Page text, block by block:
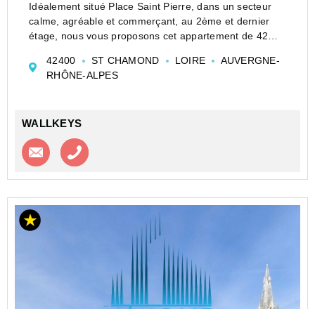
Idéalement situé Place Saint Pierre, dans un secteur
calme, agréable et commerçant, au 2ème et dernier
étage, nous vous proposons cet appartement de 42m²
avec alcôve, salle d'eau avec WC. 2 fenêtres ...
42400 ST CHAMOND LOIRE
AUVERGNE-
RHÔNE-ALPES
WALLKEYS
Contacter l'agence